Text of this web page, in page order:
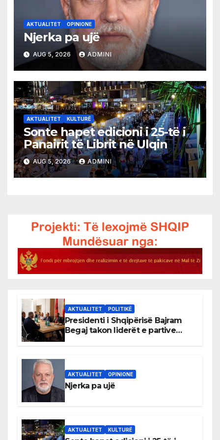
AKTUALITET OPINIONE
Njerka pa ujë
AUG 5, 2026 ADMINI
AKTUALITET KULTURË
Sonte hapet edicioni i 25-të i
Panairit të Librit në Ulqin
AUG 5, 2026 ADMINI
AKTUALITET POLITIKË
Presidenti i Shqipërisë Bajram
Begaj takon liderët e partive
AKTUALITET OPINIONE
Njerka pa ujë
AKTUALITET KULTURË